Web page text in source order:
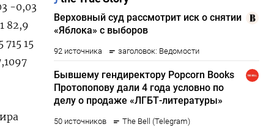
-0,03
82,9
15